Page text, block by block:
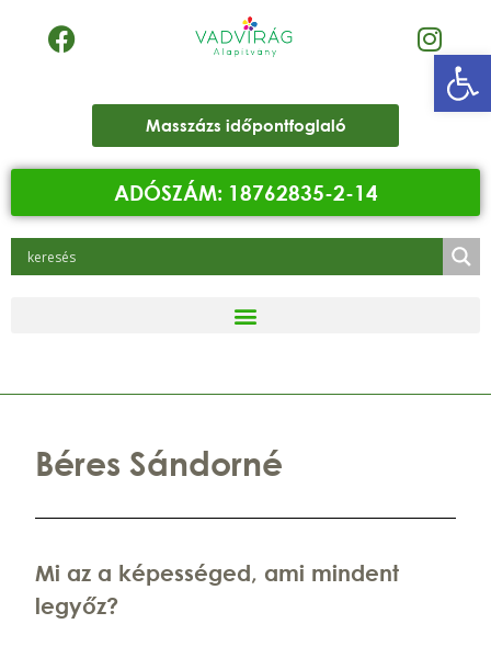
Masszázs időpontfoglaló
ADÓSZÁM: 18762835-2-14
Béres Sándorné
Mi az a képességed, ami mindent
legyőz?